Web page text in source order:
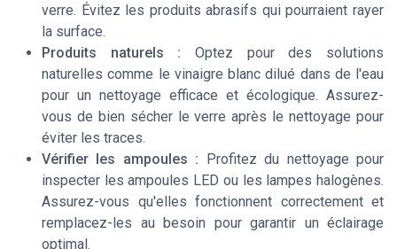
verre. Évitez les produits abrasifs qui pourraient rayer
la surface.
Produits naturels : Optez pour des solutions
naturelles comme le vinaigre blanc dilué dans de l'eau
pour un nettoyage efficace et écologique. Assurez-
vous de bien sécher le verre après le nettoyage pour
éviter les traces.
Vérifier les ampoules : Profitez du nettoyage pour
inspecter les ampoules LED ou les lampes halogènes.
Assurez-vous qu'elles fonctionnent correctement et
remplacez-les au besoin pour garantir un éclairage
optimal.